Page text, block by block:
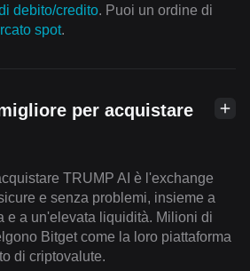
debito/credito. Puoi un ordine di
spot.
per acquistare
TRUMP AI è l'exchange
e senza problemi, insieme a
e a un'elevata liquidità. Milioni di
Bitget come la loro piattaforma
di criptovalute.